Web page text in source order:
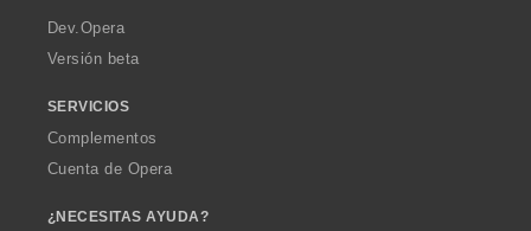
a
Dev.Opera
Versión beta
SERVICIOS
Complementos
Cuenta de Opera
¿NECESITAS AYUDA?